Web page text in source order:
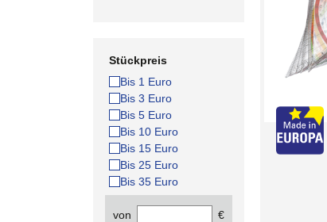
Stückpreis
Bis 1 Euro
Bis 3 Euro
Bis 5 Euro
Bis 10 Euro
Bis 15 Euro
Bis 25 Euro
Bis 35 Euro
von
€